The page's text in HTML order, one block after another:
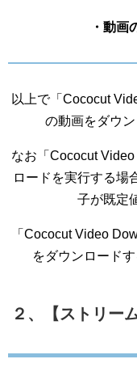
・動画
以上で「Cococut
の動画をダウ
なお「Cococut
ロードを実行する場
子が既定
「Cococut Video
をダウンロード
２、【ストリー